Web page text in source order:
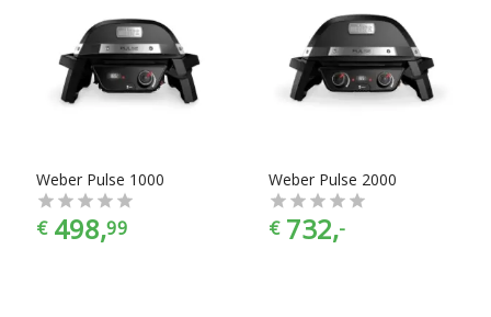
Kies makkelijk het product met de juiste specificaties. Of je
nou een barbecue zoekt die je op tafel kan zetten of eentje
die op een verhoging staat, je vindt makkelijk wat je nodig
hebt bij Chef99. Elektrische barbecues zijn er te vinden in alle
prijscategorieën, voor ieder is er wel wat wils. En met ook
Weber Pulse 1000
€ 498,99
Weber Pulse 2000
€ 732,-